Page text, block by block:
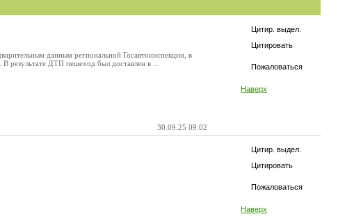
Цитир. выдел.
Цитировать
Пожаловаться
Наверх
данным региональной Госавтоинспекции, в
результате ДТП пешеход был доставлен в ...
30.09.25 09:02
Цитир. выдел.
Цитировать
Пожаловаться
Наверх